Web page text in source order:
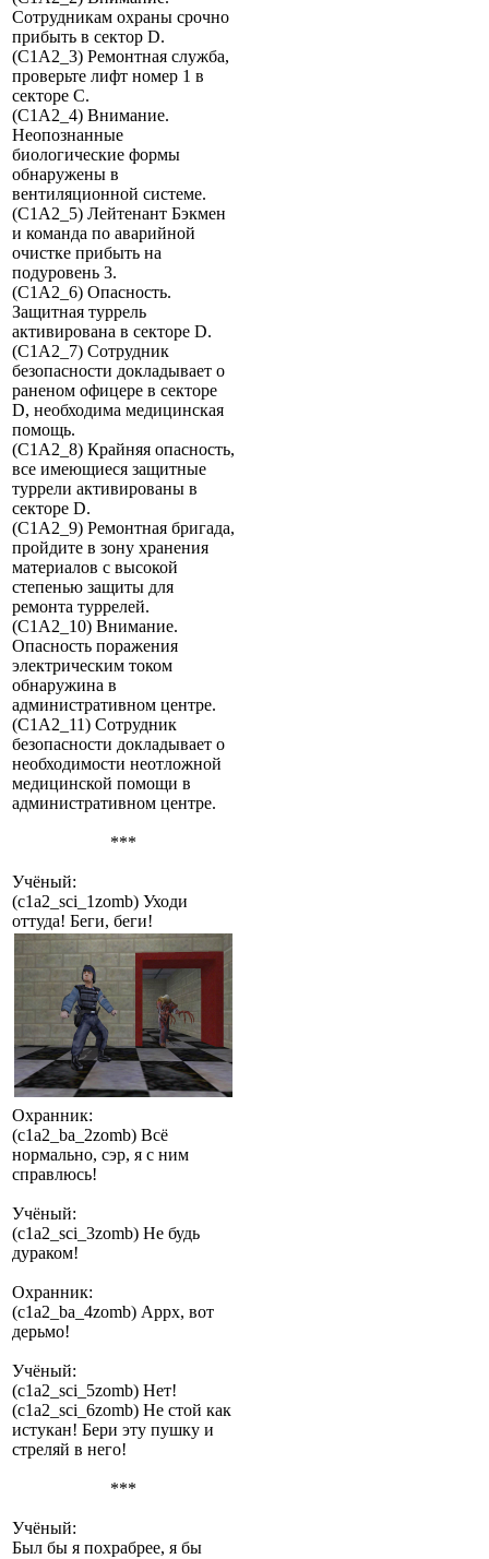
Сотрудникам охраны срочно
прибыть в сектор D.
(C1A2_3) Ремонтная служба,
проверьте лифт номер 1 в
секторе C.
(C1A2_4) Внимание.
Неопознанные
биологические формы
обнаружены в
вентиляционной системе.
(C1A2_5) Лейтенант Бэкмен
и команда по аварийной
очистке прибыть на
подуровень 3.
(C1A2_6) Опасность.
Защитная туррель
активирована в секторе D.
(C1A2_7) Сотрудник
безопасности докладывает о
раненом офицере в секторе
D, необходима медицинская
помощь.
(C1A2_8) Крайняя опасность,
все имеющиеся защитные
туррели активированы в
секторе D.
(C1A2_9) Ремонтная бригада,
пройдите в зону хранения
материалов с высокой
степенью защиты для
ремонта туррелей.
(C1A2_10) Внимание.
Опасность поражения
электрическим током
обнаружина в
административном центре.
(C1A2_11) Сотрудник
безопасности докладывает о
необходимости неотложной
медицинской помощи в
административном центре.
***
Учёный:
(c1a2_sci_1zomb) Уходи
оттуда! Беги, беги!
Охранник:
(c1a2_ba_2zomb) Всё
нормально, сэр, я с ним
справлюсь!
Учёный:
(c1a2_sci_3zomb) Не будь
дураком!
Охранник:
(c1a2_ba_4zomb) Аррх, вот
дерьмо!
Учёный:
(c1a2_sci_5zomb) Нет!
(c1a2_sci_6zomb) Не стой как
истукан! Бери эту пушку и
стреляй в него!
***
Учёный:
Был бы я похрабрее, я бы